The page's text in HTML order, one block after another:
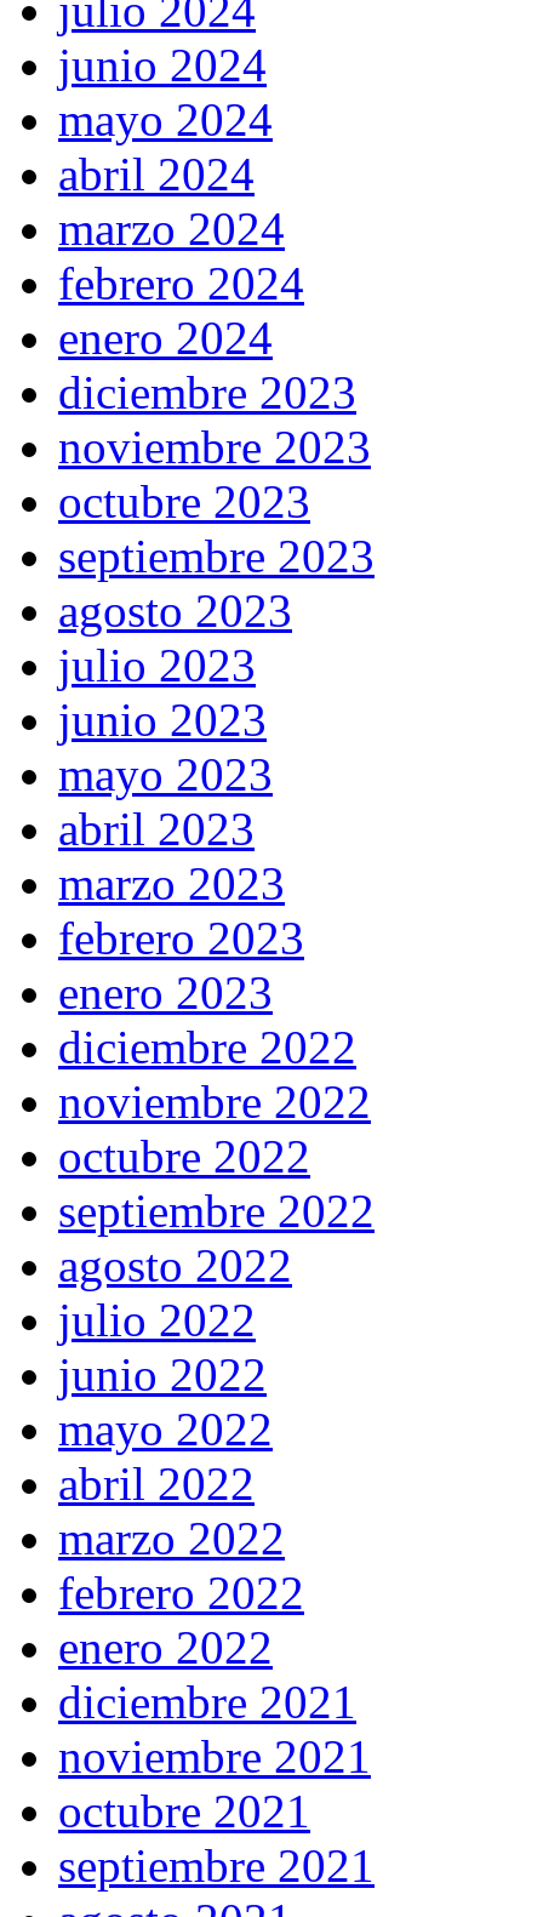
junio 2024
mayo 2024
abril 2024
marzo 2024
febrero 2024
enero 2024
diciembre 2023
noviembre 2023
octubre 2023
septiembre 2023
agosto 2023
julio 2023
junio 2023
mayo 2023
abril 2023
marzo 2023
febrero 2023
enero 2023
diciembre 2022
noviembre 2022
octubre 2022
septiembre 2022
agosto 2022
julio 2022
junio 2022
mayo 2022
abril 2022
marzo 2022
febrero 2022
enero 2022
diciembre 2021
noviembre 2021
octubre 2021
septiembre 2021